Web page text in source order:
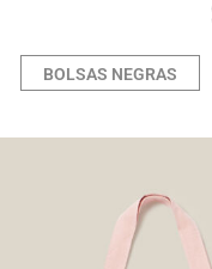
BOLSAS NEGRAS